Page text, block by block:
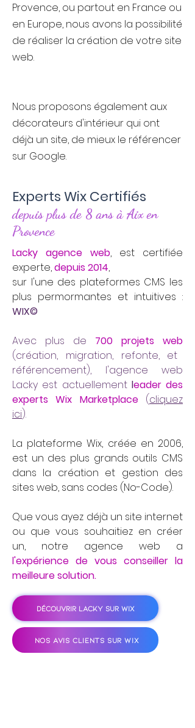
Provence, ou partout en France ou
en Europe, nous avons la possibilité
de réaliser la création de votre site
web.
Nous proposons également aux
décorateurs d'intérieur qui ont
déjà un site, de mieux le référencer
sur Google.
Experts Wix Certifiés
depuis plus de 8 ans à Aix en
Provence
Lacky agence web, est certifiée
experte,depuis 2014,
sur l'une des plateformes CMS les
plus permormantes et intuitives :
WIX©
Avec plus de
700 projets web
(création, migration, refonte, et
référencement), l'agence web
Lacky est actuellement leader des
experts Wix Marketplace(cliquez
ici).
La plateforme Wix, créée en 2006,
est un des plus grands outils CMS
dans la création et gestion des
sites web, sans codes (No-Code).
Que vous ayez déjà un site internet
ou que vous souhaitiez en créer
un, notre agence web a
l'expérience de vous conseiller la
meilleure solution.
DÉCOUVRIR LACKY SUR WIX
NOS AVIS CLIENTS SUR WIX